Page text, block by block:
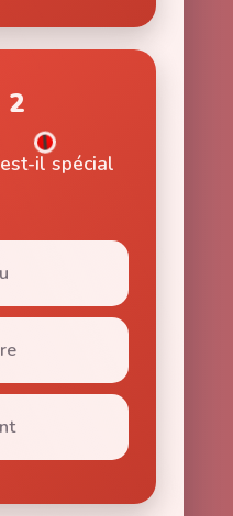
2
il spécial